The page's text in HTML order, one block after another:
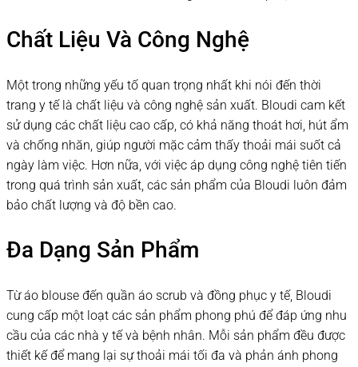
Chất Liệu Và Công Nghệ
Một trong những yếu tố quan trọng nhất khi nói đến thời
trang y tế là chất liệu và công nghệ sản xuất. Bloudi cam kết
sử dụng các chất liệu cao cấp, có khả năng thoát hơi, hút ẩm
và chống nhăn, giúp người mặc cảm thấy thoải mái suốt cả
ngày làm việc. Hơn nữa, với việc áp dụng công nghệ tiên tiến
trong quá trình sản xuất, các sản phẩm của Bloudi luôn đảm
bảo chất lượng và độ bền cao.
Đa Dạng Sản Phẩm
Từ áo blouse đến quần áo scrub và đồng phục y tế, Bloudi
cung cấp một loạt các sản phẩm phong phú để đáp ứng nhu
cầu của các nhà y tế và bệnh nhân. Mỗi sản phẩm đều được
thiết kế để mang lại sự thoải mái tối đa và phản ánh phong